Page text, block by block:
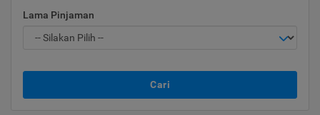
Lama Pinjaman
Cari